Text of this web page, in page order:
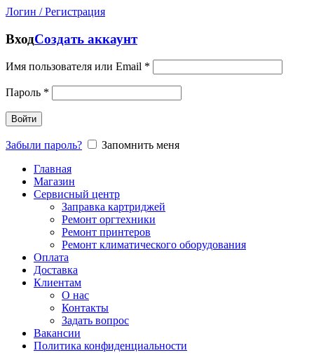
Логин / Регистрация
ВходСоздать аккаунт
Имя пользователя или Email *
Пароль *
Войти
Забыли пароль?
Запомнить меня
Главная
Магазин
Сервисный центр
Заправка картриджей
Ремонт оргтехники
Ремонт принтеров
Ремонт климатического оборудования
Оплата
Доставка
Клиентам
О нас
Контакты
Задать вопрос
Вакансии
Политика конфиденциальности